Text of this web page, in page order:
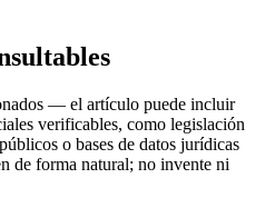
— el artículo puede incluir
verificables, como legislación
o bases de datos jurídicas
de forma natural; no invente ni